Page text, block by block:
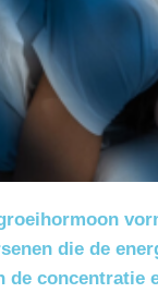
die de
de concentratie